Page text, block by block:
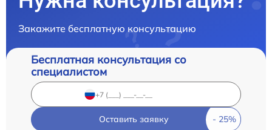
Закажите бесплатную консультацию
Бесплатная консультация со
специалистом
Оставить заявку